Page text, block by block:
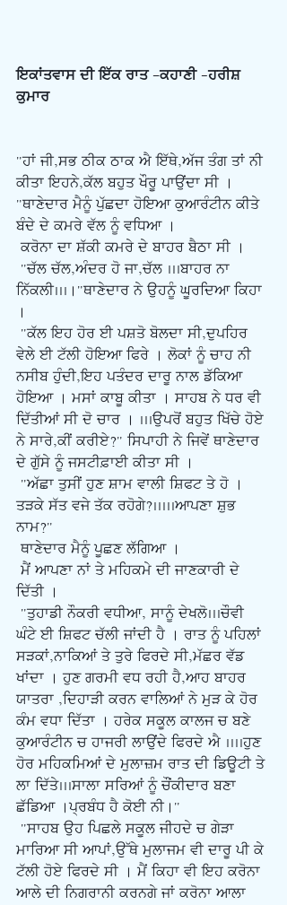
ਇਕਾਂਤਵਾਸ ਦੀ ਇੱਕ ਰਾਤ –ਕਹਾਣੀ -ਹਰੀਸ਼
ਕੁਮਾਰ
"ਹਾਂ ਜੀ,ਸਭ ਠੀਕ ਠਾਕ ਐ ਇੱਥੇ,ਅੱਜ ਤੰਗ ਤਾਂ ਨੀ
ਕੀਤਾ ਇਹਨੇ,ਕੱਲ ਬਹੁਤ ਖੌਰੂ ਪਾਉਂਦਾ ਸੀ ।
"ਥਾਣੇਦਾਰ ਮੈਨੂੰ ਪੁੱਛਦਾ ਹੋਇਆ ਕੁਆਰੰਟੀਨ ਕੀਤੇ
ਬੰਦੇ ਦੇ ਕਮਰੇ ਵੱਲ ਨੂੰ ਵਧਿਆ ।
ਕਰੋਨਾ ਦਾ ਸ਼ੱਕੀ ਕਮਰੇ ਦੇ ਬਾਹਰ ਬੈਠਾ ਸੀ ।
ਨਿੱਕਲੀ...।"ਥਾਣੇਦਾਰ ਨੇ ਉਹਨੂੰ ਘੂਰਦਿਆ ਕਿਹਾ
।
ਵੇਲੇ ਈ ਟੱਲੀ ਹੋਇਆ ਫਿਰੇ । ਲੋਕਾਂ ਨੂੰ ਚਾਹ ਨੀ
ਨਸੀਬ ਹੁੰਦੀ,ਇਹ ਪਤੰਦਰ ਦਾਰੂ ਨਾਲ ਡੱਕਿਆ
ਹੋਇਆ । ਮਸਾਂ ਕਾਬੂ ਕੀਤਾ । ਸਾਹਬ ਨੇ ਧਰ ਵੀ
ਦਿੱਤੀਆਂ ਸੀ ਦੋ ਚਾਰ । ...ਉਪਰੋਂ ਬਹੁਤ ਖਿੱਚੇ ਹੋਏ
ਨੇ ਸਾਰੇ,ਕੀਂ ਕਰੀਏ?" ਸਿਪਾਹੀ ਨੇ ਜਿਵੇਂ ਥਾਣੇਦਾਰ
ਦੇ ਗੁੱਸੇ ਨੂੰ ਜਸਟੀਫ਼ਾਈ ਕੀਤਾ ਸੀ ।
ਤੜਕੇ ਸੱਤ ਵਜੇ ਤੱਕ ਰਹੋਗੇ?.....ਆਪਣਾ ਸ਼ੁਭ
ਨਾਮ?"
ਥਾਣੇਦਾਰ ਮੈਨੂੰ ਪੂਛਣ ਲੱਗਿਆ ।
ਮੈਂ ਆਪਣਾ ਨਾਂ ਤੇ ਮਹਿਕਮੇ ਦੀ ਜਾਣਕਾਰੀ ਦੇ
ਦਿੱਤੀ ।
ਘੰਟੇ ਈ ਸ਼ਿਫਟ ਚੱਲੀ ਜਾਂਦੀ ਹੈ । ਰਾਤ ਨੂੰ ਪਹਿਲਾਂ
ਸੜਕਾਂ,ਨਾਕਿਆਂ ਤੇ ਤੁਰੇ ਫਿਰਦੇ ਸੀ,ਮੱਛਰ ਵੱਡ
ਖਾਂਦਾ । ਹੁਣ ਗਰਮੀ ਵਧ ਰਹੀ ਹੈ,ਆਹ ਬਾਹਰ
ਯਾਤਰਾ ,ਦਿਹਾੜੀ ਕਰਨ ਵਾਲਿਆਂ ਨੇ ਮੁੜ ਕੇ ਹੋਰ
ਕੰਮ ਵਧਾ ਦਿੱਤਾ । ਹਰੇਕ ਸਕੂਲ ਕਾਲਜ ਚ ਬਣੇ
ਕੁਆਰੰਟੀਨ ਚ ਹਾਜਰੀ ਲਾਉਂਦੇ ਫਿਰਦੇ ਐ ....ਹੁਣ
ਹੋਰ ਮਹਿਕਮਿਆਂ ਦੇ ਮੁਲਾਜ਼ਮ ਰਾਤ ਦੀ ਡਿਊਟੀ ਤੇ
ਲਾ ਦਿੱਤੇ...ਸਾਲਾ ਸਰਿਆਂ ਨੂੰ ਚੌਂਕੀਦਾਰ ਬਣਾ
ਛੱਡਿਆ ।ਪ੍ਰਬੰਧ ਹੈ ਕੋਈ ਨੀ।"
ਮਾਰਿਆ ਸੀ ਆਪਾਂ,ਉੱਥੇ ਮੁਲਾਜਮ ਵੀ ਦਾਰੂ ਪੀ ਕੇ
ਟੱਲੀ ਹੋਏ ਫਿਰਦੇ ਸੀ । ਮੈਂ ਕਿਹਾ ਵੀ ਇਹ ਕਰੋਨਾ
ਆਲੇ ਦੀ ਨਿਗਰਾਨੀ ਕਰਨਗੇ ਜਾਂ ਕਰੋਨਾ ਆਲਾ